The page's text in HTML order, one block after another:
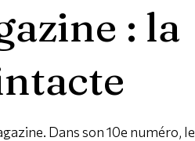
: la
Dans son 10e numéro, le